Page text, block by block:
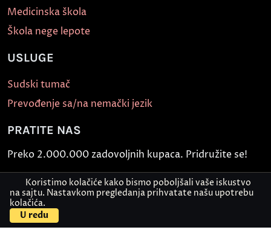
Medicinska škola
Škola nege lepote
USLUGE
Sudski tumač
Prevođenje sa/na nemački jezik
PRATITE NAS
Preko 2.000.000 zadovoljnih kupaca. Pridružite se!
Kontaktirajte nas
Koristimo kolačiće kako bismo poboljšali vaše iskustvo
na sajtu. Nastavkom pregledanja prihvatate našu upotrebu
kolačića.
U redu